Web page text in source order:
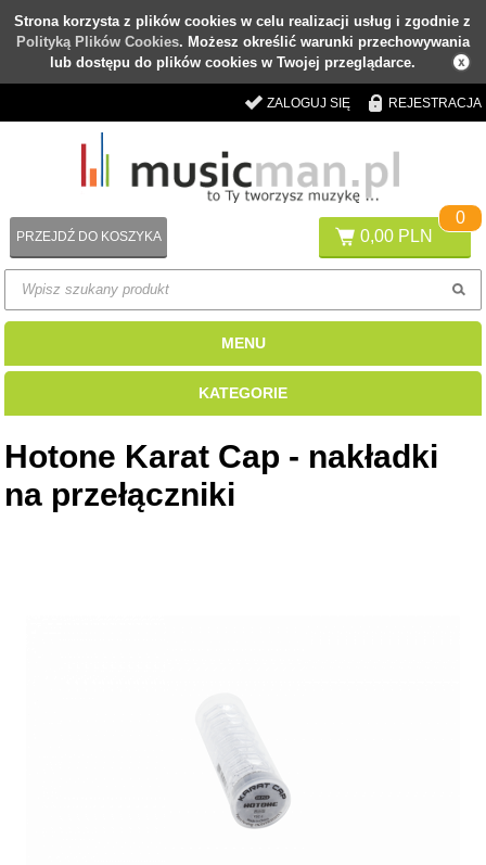
Strona korzysta z plików cookies w celu realizacji usług i zgodnie z
Polityką Plików Cookies. Możesz określić warunki przechowywania
lub dostępu do plików cookies w Twojej przeglądarce.
ZALOGUJ SIĘ REJESTRACJA
0,00 PLN
0
PRZEJDŹ DO KOSZYKA
MENU
KATEGORIE
Hotone Karat Cap - nakładki
na przełączniki